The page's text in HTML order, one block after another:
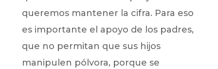
queremos mantener la cifra. Para eso
es importante el apoyo de los padres,
que no permitan que sus hijos
manipulen pólvora, porque se